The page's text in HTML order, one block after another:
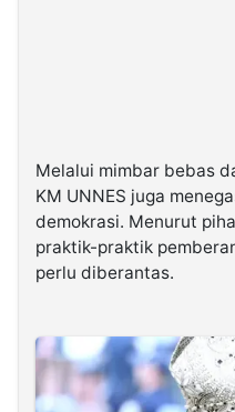
Melalui mimbar bebas
KM UNNES juga
demokrasi. Menurut
praktik-praktik
perlu diberantas.